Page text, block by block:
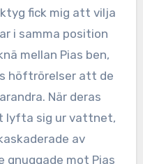
fick mig att vilja
i samma position
mellan Pias ben,
höftrörelser att de
När deras
lyfta sig ur vattnet,
av
gnuggade mot Pias